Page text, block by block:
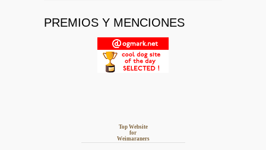
PREMIOS Y MENCIONES
Top Website
for
Weimaraners